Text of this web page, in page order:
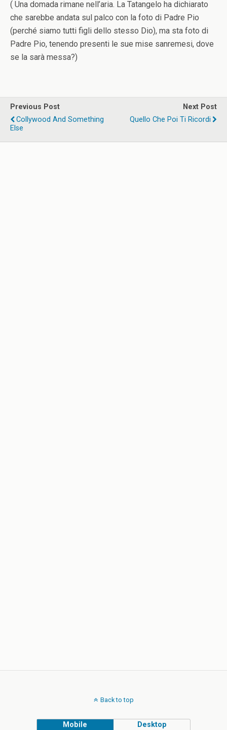
( Una domada rimane nell’aria. La Tatangelo ha dichiarato
che sarebbe andata sul palco con la foto di Padre Pio
(perché siamo tutti figli dello stesso Dio), ma sta foto di
Padre Pio, tenendo presenti le sue mise sanremesi, dove
se la sarà messa?)
Previous Post
Collywood And Something
Else
Next Post
Quello Che Poi Ti Ricordi
Back to top
Mobile Desktop